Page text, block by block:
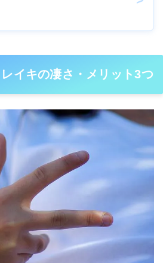
イキの凄さ・メリット3つ